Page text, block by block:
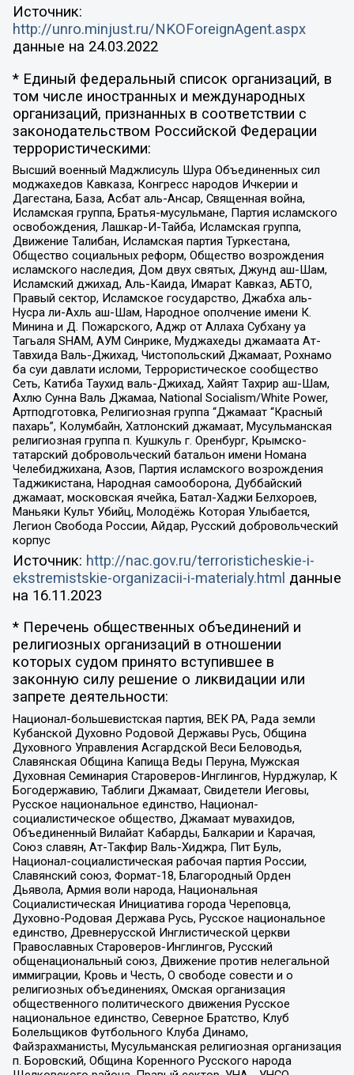
Источник:
http://unro.minjust.ru/NKOForeignAgent.aspx
данные на 24.03.2022
* Единый федеральный список организаций, в
том числе иностранных и международных
организаций, признанных в соответствии с
законодательством Российской Федерации
террористическими:
Высший военный Маджлисуль Шура Объединенных сил
моджахедов Кавказа, Конгресс народов Ичкерии и
Дагестана, База, Асбат аль-Ансар, Священная война,
Исламская группа, Братья-мусульмане, Партия исламского
освобождения, Лашкар-И-Тайба, Исламская группа,
Движение Талибан, Исламская партия Туркестана,
Общество социальных реформ, Общество возрождения
исламского наследия, Дом двух святых, Джунд аш-Шам,
Исламский джихад, Аль-Каида, Имарат Кавказ, АБТО,
Правый сектор, Исламское государство, Джабха аль-
Нусра ли-Ахль аш-Шам, Народное ополчение имени К.
Минина и Д. Пожарского, Аджр от Аллаха Субхану уа
Тагьаля SHAM, АУМ Синрике, Муджахеды джамаата Ат-
Тавхида Валь-Джихад, Чистопольский Джамаат, Рохнамо
ба суи давлати исломи, Террористическое сообщество
Сеть, Катиба Таухид валь-Джихад, Хайят Тахрир аш-Шам,
Ахлю Сунна Валь Джамаа, National Socialism/White Power,
Артподготовка, Религиозная группа “Джамаат “Красный
пахарь”, Колумбайн, Хатлонский джамаат, Мусульманская
религиозная группа п. Кушкуль г. Оренбург, Крымско-
татарский добровольческий батальон имени Номана
Челебиджихана, Азов, Партия исламского возрождения
Таджикистана, Народная самооборона, Дуббайский
джамаат, московская ячейка, Батал-Хаджи Белхороев,
Маньяки Культ Убийц, Молодёжь Которая Улыбается,
Легион Свобода России, Айдар, Русский добровольческий
корпус
Источник: http://nac.gov.ru/terroristicheskie-i-
ekstremistskie-organizacii-i-materialy.html данные
на 16.11.2023
* Перечень общественных объединений и
религиозных организаций в отношении
которых судом принято вступившее в
законную силу решение о ликвидации или
запрете деятельности:
Национал-большевистская партия, ВЕК РА, Рада земли
Кубанской Духовно Родовой Державы Русь, Община
Духовного Управления Асгардской Веси Беловодья,
Славянская Община Капища Веды Перуна, Мужская
Духовная Семинария Староверов-Инглингов, Нурджулар, К
Богодержавию, Таблиги Джамаат, Свидетели Иеговы,
Русское национальное единство, Национал-
социалистическое общество, Джамаат мувахидов,
Объединенный Вилайат Кабарды, Балкарии и Карачая,
Союз славян, Ат-Такфир Валь-Хиджра, Пит Буль,
Национал-социалистическая рабочая партия России,
Славянский союз, Формат-18, Благородный Орден
Дьявола, Армия воли народа, Национальная
Социалистическая Инициатива города Череповца,
Духовно-Родовая Держава Русь, Русское национальное
единство, Древнерусской Инглистической церкви
Православных Староверов-Инглингов, Русский
общенациональный союз, Движение против нелегальной
иммиграции, Кровь и Честь, О свободе совести и о
религиозных объединениях, Омская организация
общественного политического движения Русское
национальное единство, Северное Братство, Клуб
Болельщиков Футбольного Клуба Динамо,
Файзрахманисты, Мусульманская религиозная организация
п. Боровский, Община Коренного Русского народа